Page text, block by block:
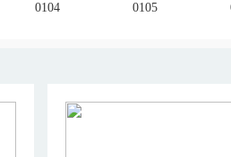
0104 0105